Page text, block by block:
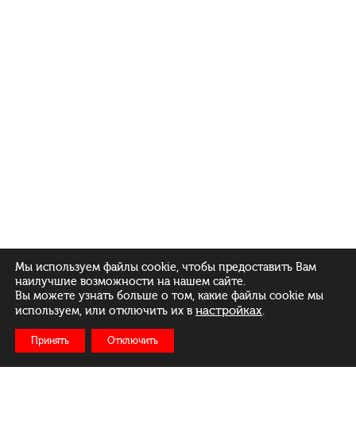
Мы используем файлы cookie, чтобы предоставить Вам
наилучшие возможности на нашем сайте.
Вы можете узнать больше о том, какие файлы cookie мы
используем, или отключить их в настройках.
Принять Отключить